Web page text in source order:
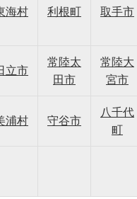
海村 利根町 取手市
立市
常陸太
田市
常陸大
宮市
浦村 守谷市
八千代
町